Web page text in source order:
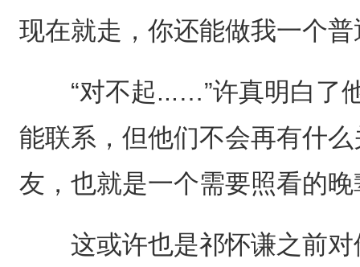
现在就走，你还能做我一个普
“对不起...…”许真明白了
能联系，但他们不会再有什
友，也就是一个需要照看的
这或许也是祁怀谦之前对